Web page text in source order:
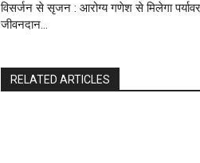
विसर्जन से सृजन : आरोग्य गणेश से मिलेगा
जीवनदान…
RELATED ARTICLES